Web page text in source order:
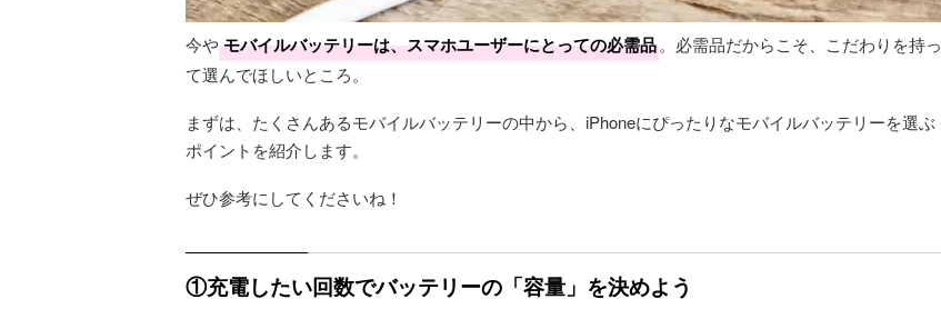
今やモバイルバッテリーは、スマホユーザーにとっての必需品。必需品だからこそ、こだわりを持っ
て選んでほしいところ。
まずは、たくさんあるモバイルバッテリーの中から、iPhoneにぴったりなモバイルバッテリーを選ぶ
ポイントを紹介します。
ぜひ参考にしてくださいね！
①充電したい回数でバッテリーの「容量」を決めよう